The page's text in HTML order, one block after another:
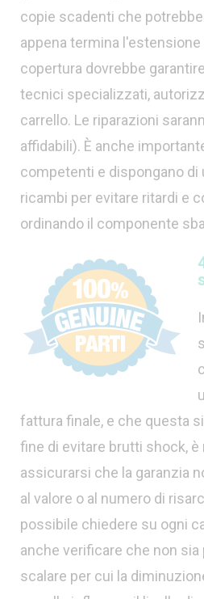
copie scadenti che
appena termina l'estensione
copertura dovrebbe
tecnici specializzati,
carrello. Le riparazioni
affidabili). È anche
competenti e dispongano
ricambi per evitare ritardi e
ordinando il componente
fattura finale, e che questa
fine di evitare brutti shock,
assicurarsi che la garanzia
al valore o al numero di
possibile chiedere su ogni
anche verificare che non sia
scalare per cui la